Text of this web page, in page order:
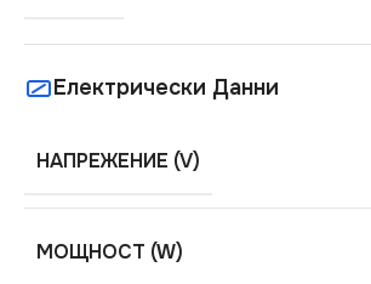
Електрически Данни
НАПРЕЖЕНИЕ (V)
МОЩНОСТ (W)